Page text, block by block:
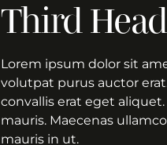
Third
Lorem ipsum dolor sit
volutpat purus auctor
convallis erat eget
mauris. Maecenas
mauris in ut.